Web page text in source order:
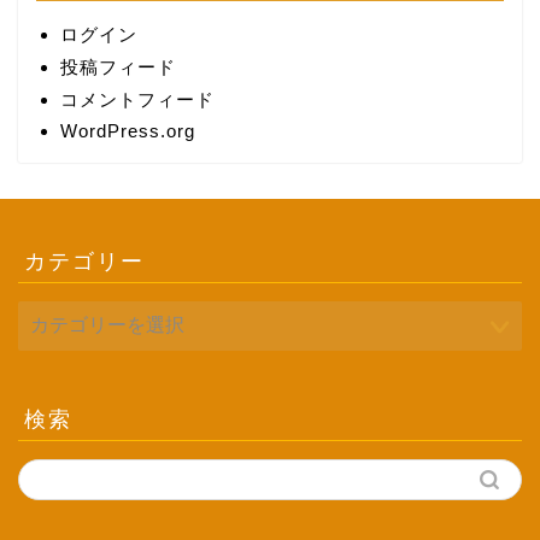
ログイン
投稿フィード
コメントフィード
WordPress.org
カテゴリー
検索